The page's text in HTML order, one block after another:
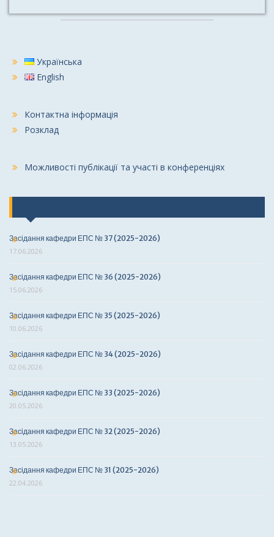
Українська
English
Контактна інформація
Розклад
Можливості публікації та участі в конференціях
Засідання кафедри ЕПС № 37 (2025-2026)
17.06.2026
Засідання кафедри ЕПС № 36 (2025-2026)
15.06.2026
Засідання кафедри ЕПС № 35 (2025-2026)
10.06.2026
Засідання кафедри ЕПС № 34 (2025-2026)
02.06.2026
Засідання кафедри ЕПС № 33 (2025-2026)
20.05.2026
Засідання кафедри ЕПС № 32 (2025-2026)
13.05.2026
Засідання кафедри ЕПС № 31 (2025-2026)
22.04.2026